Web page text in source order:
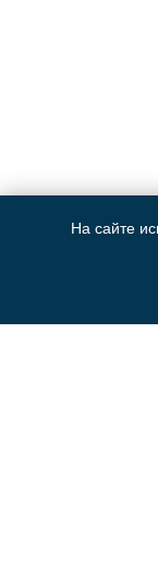
На сайте